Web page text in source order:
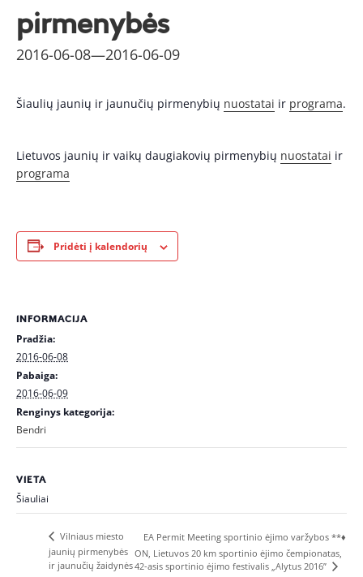
pirmenybės
2016-06-08—2016-06-09
Šiaulių jaunių ir jaunučių pirmenybių nuostatai ir programa.
Lietuvos jaunių ir vaikų daugiakovių pirmenybių nuostatai ir
programa
Pridėti į kalendorių
INFORMACIJA
Pradžia:
2016-06-08
Pabaiga:
2016-06-09
Renginys kategorija:
Bendri
VIETA
Šiauliai
Vilniaus miesto
jaunių pirmenybės
ir jaunučių žaidynės
EA Permit Meeting sportinio ėjimo varžybos **♦
ON, Lietuvos 20 km sportinio ėjimo čempionatas,
42-asis sportinio ėjimo festivalis „Alytus 2016”